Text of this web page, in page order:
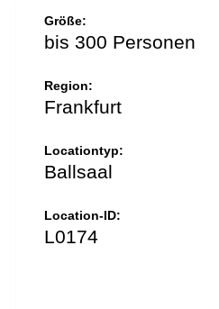
Größe:
bis 300 Personen
Region:
Frankfurt
Locationtyp:
Ballsaal
Location-ID:
L0174